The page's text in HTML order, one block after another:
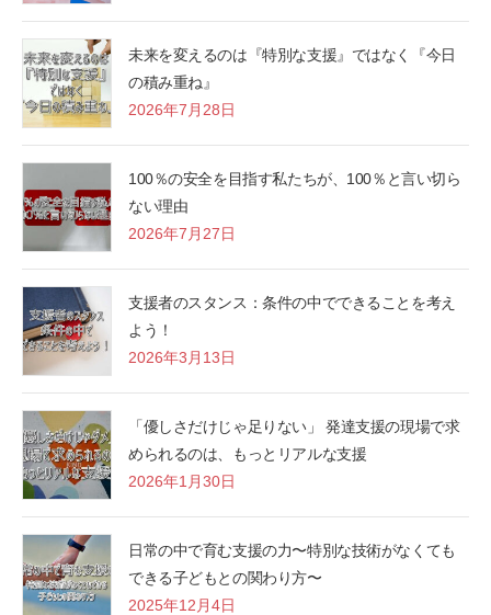
未来を変えるのは『特別な支援』ではなく『今日
の積み重ね』
2026年7月28日
100％の安全を目指す私たちが、100％と言い切ら
ない理由
2026年7月27日
支援者のスタンス：条件の中でできることを考え
よう！
2026年3月13日
「優しさだけじゃ足りない」 発達支援の現場で求
められるのは、もっとリアルな支援
2026年1月30日
日常の中で育む支援の力〜特別な技術がなくても
できる子どもとの関わり方〜
2025年12月4日